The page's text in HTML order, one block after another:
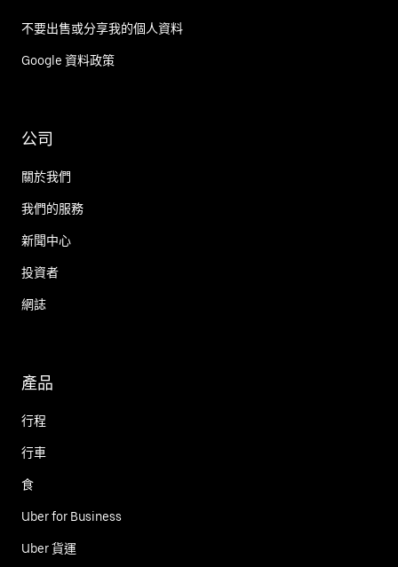
不要出售或分享我的個人資料
Google 資料政策
公司
關於我們
我們的服務
新聞中心
投資者
網誌
產品
行程
行車
食
Uber for Business
Uber 貨運